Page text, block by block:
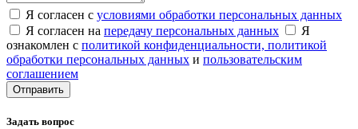
Я согласен с условиями обработки персональных данных
Я согласен на передачу персональных данных
Я
ознакомлен с политикой конфиденциальности, политикой
обработки персональных данных и пользовательским
соглашением
Отправить
Задать вопрос